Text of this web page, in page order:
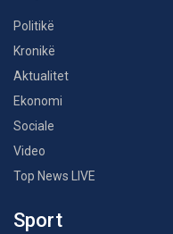
Politikë
Kronikë
Aktualitet
Ekonomi
Sociale
Video
Top News LIVE
Sport